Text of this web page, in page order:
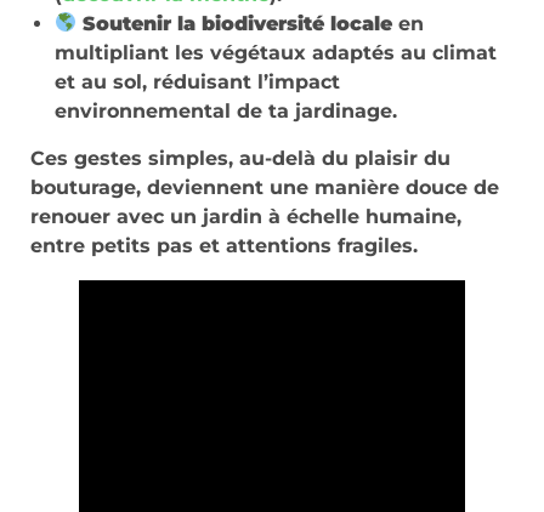
Soutenir la biodiversité locale en
multipliant les végétaux adaptés au climat
et au sol, réduisant l’impact
environnemental de ta jardinage.
Ces gestes simples, au-delà du plaisir du
bouturage, deviennent une manière douce de
renouer avec un jardin à échelle humaine,
entre petits pas et attentions fragiles.